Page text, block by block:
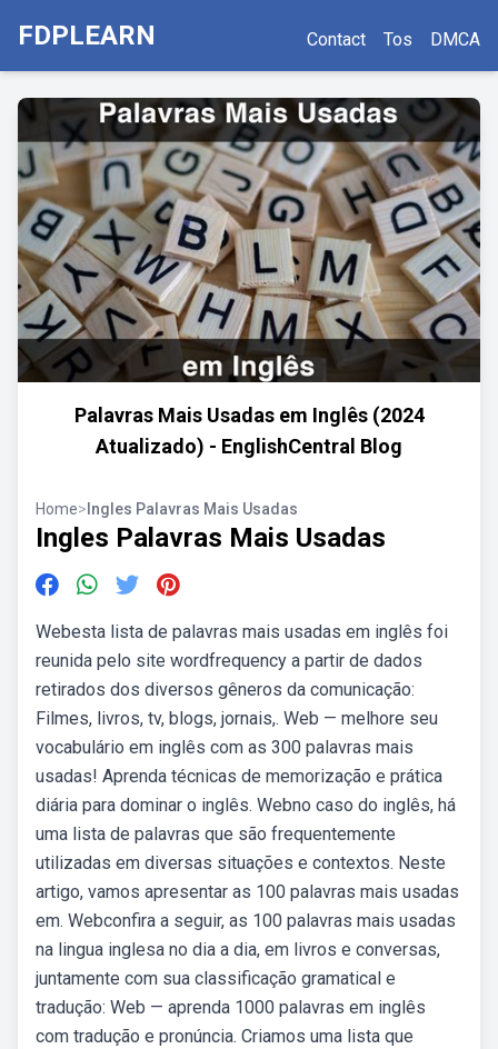
FDPLEARN Contact Tos DMCA
Palavras Mais Usadas em Inglês (2024
Atualizado) - EnglishCentral Blog
Home> Ingles Palavras Mais Usadas
Ingles Palavras Mais Usadas
Webesta lista de palavras mais usadas em inglês foi
reunida pelo site wordfrequency a partir de dados
retirados dos diversos gêneros da comunicação:
Filmes, livros, tv, blogs, jornais,. Web — melhore seu
vocabulário em inglês com as 300 palavras mais
usadas! Aprenda técnicas de memorização e prática
diária para dominar o inglês. Webno caso do inglês, há
uma lista de palavras que são frequentemente
utilizadas em diversas situações e contextos. Neste
artigo, vamos apresentar as 100 palavras mais usadas
em. Webconfira a seguir, as 100 palavras mais usadas
na lingua inglesa no dia a dia, em livros e conversas,
juntamente com sua classificação gramatical e
tradução: Web — aprenda 1000 palavras em inglês
com tradução e pronúncia. Criamos uma lista que